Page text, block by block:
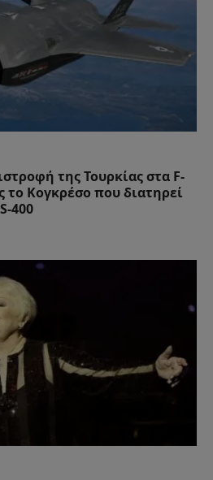
της Τουρκίας στα F-
το Κογκρέσο που διατηρεί
400